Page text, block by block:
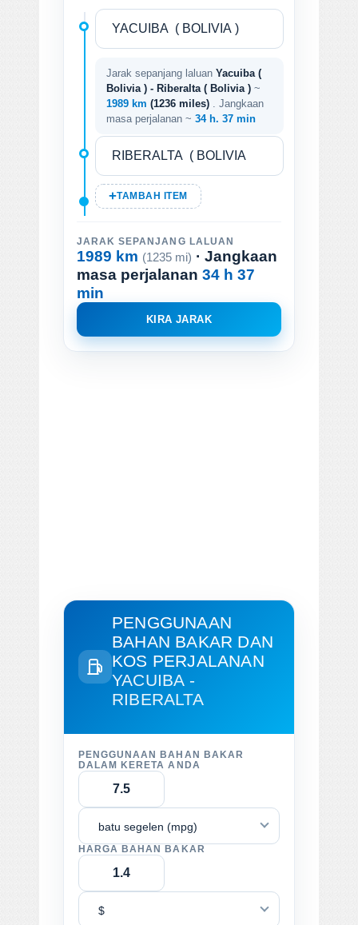
Jarak sepanjang laluan Yacuiba (
Bolivia ) - Riberalta ( Bolivia ) ~
1989 km (1236 miles)
. Jangkaan
masa perjalanan ~ 34 h. 37 min
TAMBAH ITEM
JARAK SEPANJANG LALUAN
1989 km (1235 mi) · Jangkaan
masa perjalanan 34 h 37
min
KIRA JARAK
PENGGUNAAN
BAHAN BAKAR DAN
KOS PERJALANAN
YACUIBA -
RIBERALTA
PENGGUNAAN BAHAN BAKAR
DALAM KERETA ANDA
batu segelen (mpg)
HARGA BAHAN BAKAR
$